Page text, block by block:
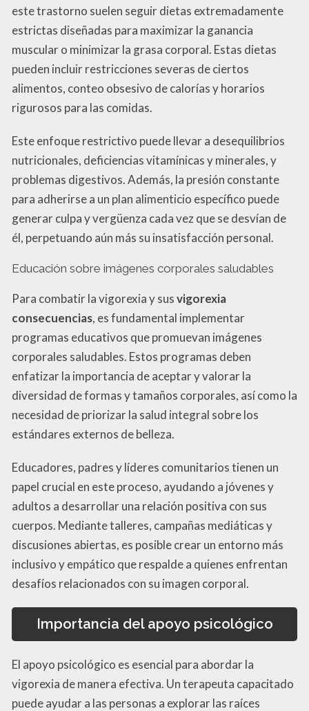
este trastorno suelen seguir dietas extremadamente
estrictas diseñadas para maximizar la ganancia
muscular o minimizar la grasa corporal. Estas dietas
pueden incluir restricciones severas de ciertos
alimentos, conteo obsesivo de calorías y horarios
rigurosos para las comidas.
Este enfoque restrictivo puede llevar a desequilibrios
nutricionales, deficiencias vitamínicas y minerales, y
problemas digestivos. Además, la presión constante
para adherirse a un plan alimenticio específico puede
generar culpa y vergüenza cada vez que se desvían de
él, perpetuando aún más su insatisfacción personal.
Educación sobre imágenes corporales saludables
Para combatir la vigorexia y susvigorexia
consecuencias, es fundamental implementar
programas educativos que promuevan imágenes
corporales saludables. Estos programas deben
enfatizar la importancia de aceptar y valorar la
diversidad de formas y tamaños corporales, así como la
necesidad de priorizar la salud integral sobre los
estándares externos de belleza.
Educadores, padres y líderes comunitarios tienen un
papel crucial en este proceso, ayudando a jóvenes y
adultos a desarrollar una relación positiva con sus
cuerpos. Mediante talleres, campañas mediáticas y
discusiones abiertas, es posible crear un entorno más
inclusivo y empático que respalde a quienes enfrentan
desafíos relacionados con su imagen corporal.
Importancia del apoyo psicológico
El apoyo psicológico es esencial para abordar la
vigorexia de manera efectiva. Un terapeuta capacitado
puede ayudar a las personas a explorar las raíces